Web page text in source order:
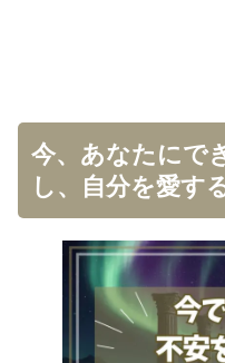
今、あなたにで
し、自分を愛す